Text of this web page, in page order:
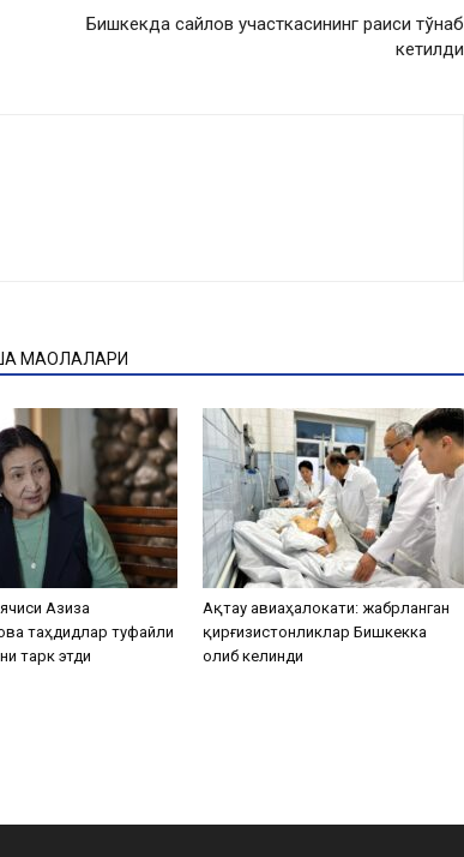
Бишкекда сайлов участкасининг раиси тўнаб
кетилди
МАҚОЛАЛАРИ
Азиза
таҳдидлар туфайли
тарк этди
Ақтау авиаҳалокати: жабрланган
қирғизистонликлар Бишкекка
олиб келинди